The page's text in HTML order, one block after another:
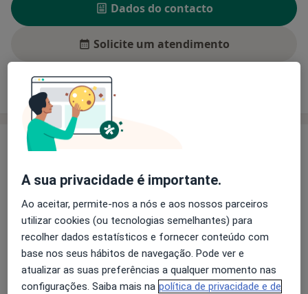
Dados do contacto
Solicite um atendimento
Experiência Preços
Experiência
Endodontia (desvitalização) e Dentisteria Estetica
(restaurações, fechamento de diastemas).
Principais doenças tratadas
Abrasão Dentária
Doenças Da Boca
Bruxismo
Fissuras Dentárias
+18a11y_sr_more_diseases
A sua privacidade é importante.
Ao aceitar, permite-nos a nós e aos nossos parceiros
utilizar cookies (ou tecnologias semelhantes) para
recolher dados estatísticos e fornecer conteúdo com
base nos seus hábitos de navegação. Pode ver e
atualizar as suas preferências a qualquer momento nas
configurações. Saiba mais na política de privacidade e de